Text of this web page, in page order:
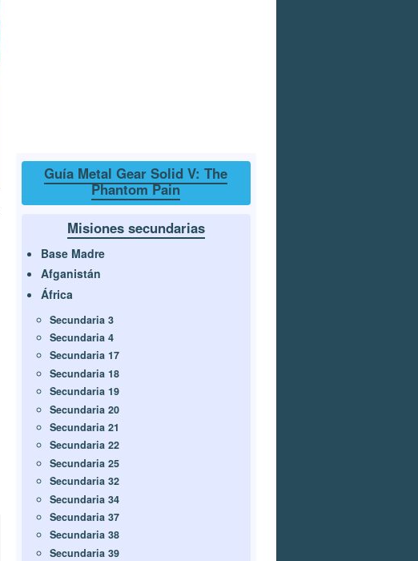
Guía Metal Gear Solid V: The
Phantom Pain
Misiones secundarias
Base Madre
Afganistán
África
Secundaria 3
Secundaria 4
Secundaria 17
Secundaria 18
Secundaria 19
Secundaria 20
Secundaria 21
Secundaria 22
Secundaria 25
Secundaria 32
Secundaria 34
Secundaria 37
Secundaria 38
Secundaria 39